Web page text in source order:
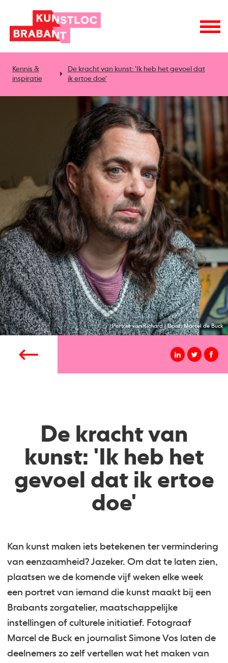
Kennis &
inspiratie
De kracht van kunst: 'Ik heb het gevoel dat
ik ertoe doe'
Portret van Richard | Door: Marcel de Buck
De kracht van
kunst: 'Ik heb het
gevoel dat ik ertoe
doe'
Kan kunst maken iets betekenen ter vermindering
van eenzaamheid? Jazeker. Om dat te laten zien,
plaatsen we de komende vijf weken elke week
een portret van iemand die kunst maakt bij een
Brabants zorgatelier, maatschappelijke
instellingen of culturele initiatief. Fotograaf
Marcel de Buck en journalist Simone Vos laten de
deelnemers zo zelf vertellen wat het maken van